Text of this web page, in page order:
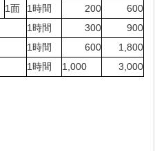
1面 1時間 200
600
1時間 300
900
1時間 600
1,800
1時間 1,000 3,000